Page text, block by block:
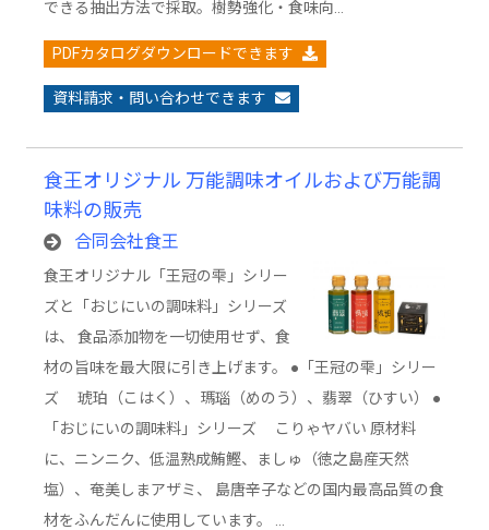
できる抽出方法で採取。樹勢強化・食味向…
PDFカタログダウンロードできます
資料請求・問い合わせできます
食王オリジナル 万能調味オイルおよび万能調
味料の販売
合同会社食王
食王オリジナル「王冠の雫」シリー
ズと「おじにいの調味料」シリーズ
は、 食品添加物を一切使用せず、食
材の旨味を最大限に引き上げます。 ●「王冠の雫」シリー
ズ 琥珀（こはく）、瑪瑙（めのう）、翡翠（ひすい） ●
「おじにいの調味料」シリーズ こりゃヤバい 原材料
に、ニンニク、低温熟成鮪鰹、ましゅ（徳之島産天然
塩）、奄美しまアザミ、 島唐辛子などの国内最高品質の食
材をふんだんに使用しています。 …